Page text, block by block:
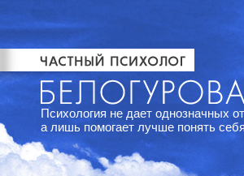
Психология не дает однозначных
а лишь помогает лучше понять себя